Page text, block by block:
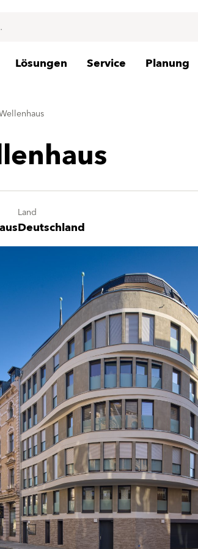
Lösungen Service Planung
Land
Deutschland